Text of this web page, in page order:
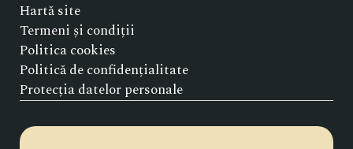
Hartă site
Termeni și condiții
Politica cookies
Politică de confidențialitate
Protecția datelor personale